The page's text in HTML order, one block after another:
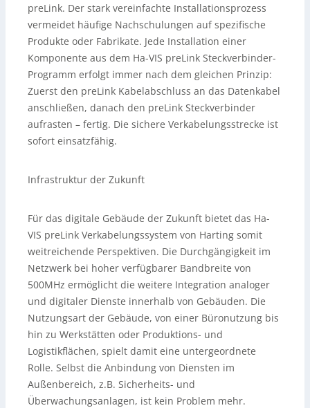
preLink. Der stark vereinfachte Installationsprozess
vermeidet häufige Nachschulungen auf spezifische
Produkte oder Fabrikate. Jede Installation einer
Komponente aus dem Ha-VIS preLink Steckverbinder-
Programm erfolgt immer nach dem gleichen Prinzip:
Zuerst den preLink Kabelabschluss an das Datenkabel
anschließen, danach den preLink Steckverbinder
aufrasten – fertig. Die sichere Verkabelungsstrecke ist
sofort einsatzfähig.
Infrastruktur der Zukunft
Für das digitale Gebäude der Zukunft bietet das Ha-
VIS preLink Verkabelungssystem von Harting somit
weitreichende Perspektiven. Die Durchgängigkeit im
Netzwerk bei hoher verfügbarer Bandbreite von
500MHz ermöglicht die weitere Integration analoger
und digitaler Dienste innerhalb von Gebäuden. Die
Nutzungsart der Gebäude, von einer Büronutzung bis
hin zu Werkstätten oder Produktions- und
Logistikflächen, spielt damit eine untergeordnete
Rolle. Selbst die Anbindung von Diensten im
Außenbereich, z.B. Sicherheits- und
Überwachungsanlagen, ist kein Problem mehr.